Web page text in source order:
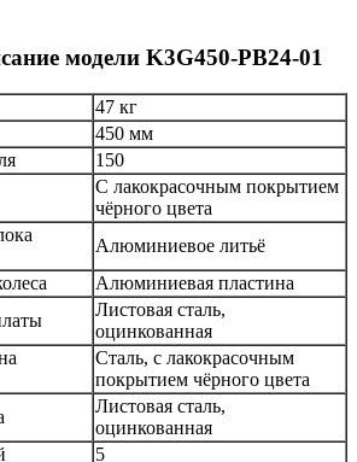
модели K3G450-PB24-01
47 кг
450 мм
150
С лакокрасочным покрытием
чёрного цвета
Алюминиевое литьё
Алюминиевая пластина
Листовая сталь,
оцинкованная
Сталь, с лакокрасочным
покрытием чёрного цвета
Листовая сталь,
оцинкованная
5